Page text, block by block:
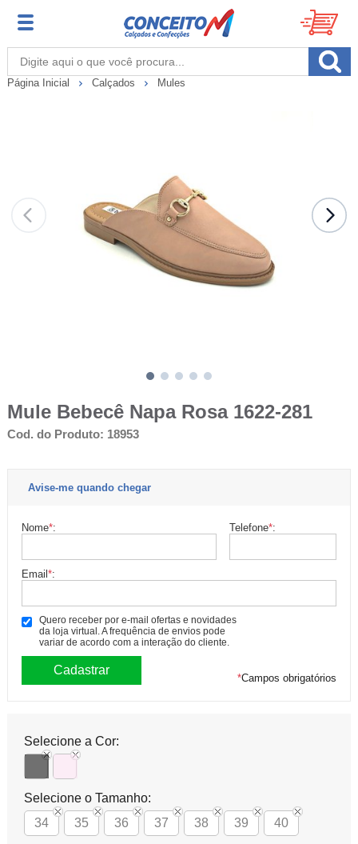
Página Inicial Calçados Mules
Mule Bebecê Napa Rosa 1622-281
Cod. do Produto: 18953
Avise-me quando chegar
Nome*: Telefone*:
Email*:
Quero receber por e-mail ofertas e novidades
da loja virtual. A frequência de envios pode
variar de acordo com a interação do cliente.
*Campos obrigatórios
Selecione a Cor:
Selecione o Tamanho:
34
35 36 37 38 39 40